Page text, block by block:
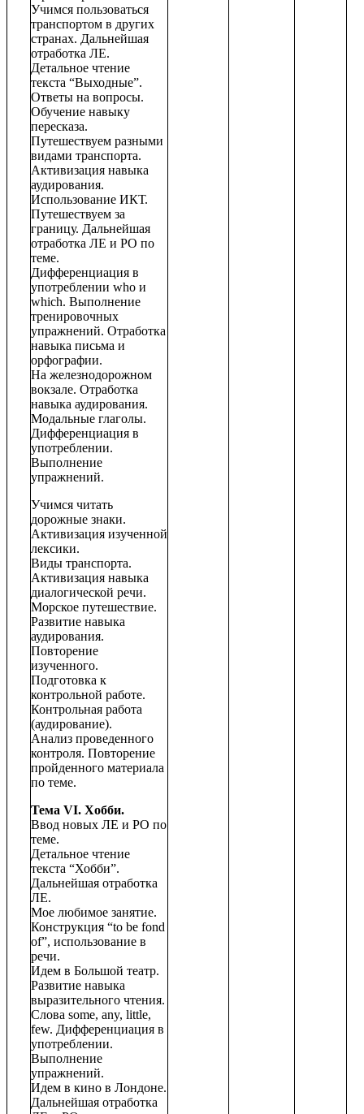
Учимся пользоваться
транспортом в других
странах. Дальнейшая
отработка ЛЕ.
Детальное чтение
текста “Выходные”.
Ответы на вопросы.
Обучение навыку
пересказа.
Путешествуем разными
видами транспорта.
Активизация навыка
аудирования.
Использование ИКТ.
Путешествуем за
границу. Дальнейшая
отработка ЛЕ и РО по
теме.
Дифференциация в
употреблении who и
which. Выполнение
тренировочных
упражнений. Отработка
навыка письма и
орфографии.
На железнодорожном
вокзале. Отработка
навыка аудирования.
Модальные глаголы.
Дифференциация в
употреблении.
Выполнение
упражнений.
Учимся читать
дорожные знаки.
Активизация изученной
лексики.
Виды транспорта.
Активизация навыка
диалогической речи.
Морское путешествие.
Развитие навыка
аудирования.
Повторение
изученного.
Подготовка к
контрольной работе.
Контрольная работа
(аудирование).
Анализ проведенного
контроля. Повторение
пройденного материала
по теме.
Тема VI. Хобби.
Ввод новых ЛЕ и РО по
теме.
Детальное чтение
текста “Хобби”.
Дальнейшая отработка
ЛЕ.
Мое любимое занятие.
Конструкция “to be fond
of”, использование в
речи.
Идем в Большой театр.
Развитие навыка
выразительного чтения.
Слова some, any, little,
few. Дифференциация в
употреблении.
Выполнение
упражнений.
Идем в кино в Лондоне.
Дальнейшая отработка